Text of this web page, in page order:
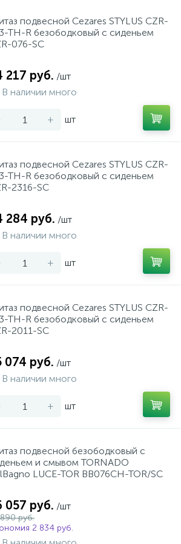
подвесной Cezares STYLUS CZR-
TH-R безободковый с сиденьем
076-SC
217 руб. /шт
В наличии много
+ шт
подвесной Cezares STYLUS CZR-
TH-R безободковый с сиденьем
2316-SC
284 руб. /шт
В наличии много
+ шт
подвесной Cezares STYLUS CZR-
TH-R безободковый с сиденьем
2011-SC
074 руб. /шт
В наличии много
+ шт
подвесной безободковый с
и смывом TORNADO
LUCE-TOR BB076CH-TOR/SC
057 руб. /шт
руб.
2 834 руб.